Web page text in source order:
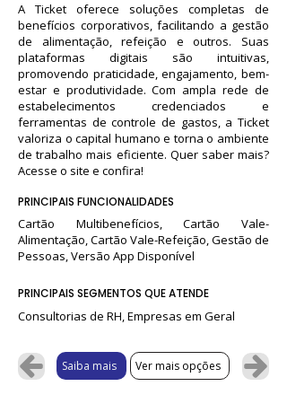
A Ticket oferece soluções completas de
benefícios corporativos, facilitando a gestão
de alimentação, refeição e outros. Suas
plataformas digitais são intuitivas,
promovendo praticidade, engajamento, bem-
estar e produtividade. Com ampla rede de
estabelecimentos credenciados e
ferramentas de controle de gastos, a Ticket
valoriza o capital humano e torna o ambiente
de trabalho mais eficiente. Quer saber mais?
Acesse o site e confira!
PRINCIPAIS FUNCIONALIDADES
Cartão Multibenefícios, Cartão Vale-
Alimentação, Cartão Vale-Refeição, Gestão de
Pessoas, Versão App Disponível
PRINCIPAIS SEGMENTOS QUE ATENDE
Consultorias de RH, Empresas em Geral
Saiba mais Ver mais opções